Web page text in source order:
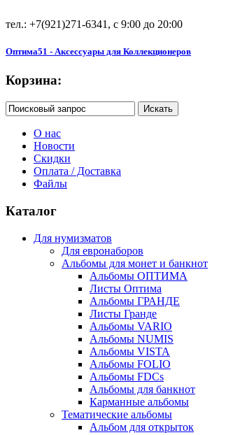
тел.: +7(921)271-6341, с 9:00 до 20:00
Оптима51 - Аксессуары для Коллекционеров
Корзина:
О нас
Новости
Скидки
Оплата / Доставка
Файлы
Каталог
Для нумизматов
Для евронаборов
Альбомы для монет и банкнот
Альбомы ОПТИМА
Листы Оптима
Альбомы ГРАНДЕ
Листы Гранде
Альбомы VARIO
Альбомы NUMIS
Альбомы VISTA
Альбомы FOLIO
Альбомы FDCs
Альбомы для банкнот
Карманные альбомы
Тематические альбомы
Альбом для открыток